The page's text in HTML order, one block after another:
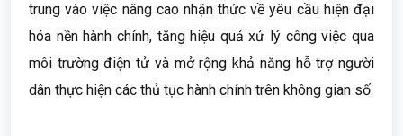
trung vào việc nâng cao nhận thức về yêu cầu hiện đại
hóa nền hành chính, tăng hiệu quả xử lý công việc qua
môi trường điện tử và mở rộng khả năng hỗ trợ người
dân thực hiện các thủ tục hành chính trên không gian số.